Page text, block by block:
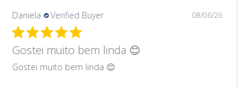
Daniela Verified Buyer 08/06/26
Gostei muito bem lindos 😊
Gostei muito bem lindos 😊